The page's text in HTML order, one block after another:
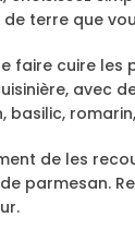
terre que
faire cuire les
avec
basilic,
de les
parmesan.